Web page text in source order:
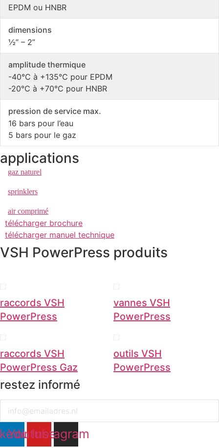
EPDM ou HNBR
dimensions
½” – 2”
amplitude thermique
-40°C à +135°C pour EPDM
-20°C à +70°C pour HNBR
pression de service max.
16 bars pour l’eau
5 bars pour le gaz
applications
gaz naturel
sprinklers
air comprimé
télécharger brochure
télécharger manuel technique
VSH PowerPress produits
raccords VSH
PowerPress
vannes VSH
PowerPress
raccords VSH
PowerPress Gaz
outils VSH
PowerPress
restez informé
YoutubeInstagram